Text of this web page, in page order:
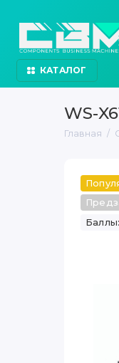
КАТАЛОГ
WS-
Главная